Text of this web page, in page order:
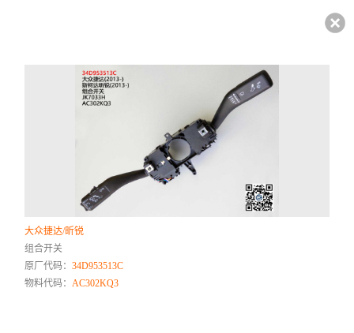
大众捷达/昕锐
组合开关
原厂代码：34D953513C
物料代码：AC302KQ3